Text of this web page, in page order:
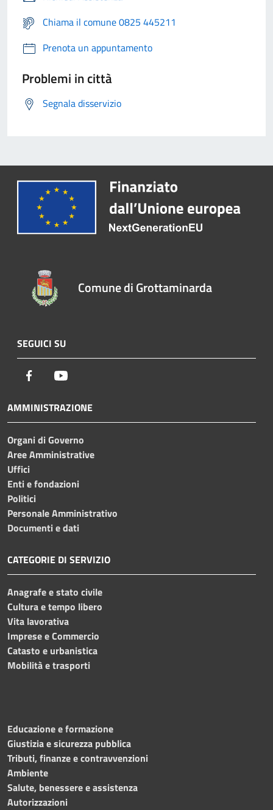
Chiama il comune 0825 445211
Prenota un appuntamento
Problemi in città
Segnala disservizio
Comune di Grottaminarda
SEGUICI SU
Facebook
AMMINISTRAZIONE
Organi di Governo
Aree Amministrative
Uffici
Enti e fondazioni
Politici
Personale Amministrativo
Documenti e dati
CATEGORIE DI SERVIZIO
Anagrafe e stato civile
Cultura e tempo libero
Vita lavorativa
Imprese e Commercio
Catasto e urbanistica
Mobilità e trasporti
Educazione e formazione
Giustizia e sicurezza pubblica
Tributi, finanze e contravvenzioni
Ambiente
Salute, benessere e assistenza
Autorizzazioni